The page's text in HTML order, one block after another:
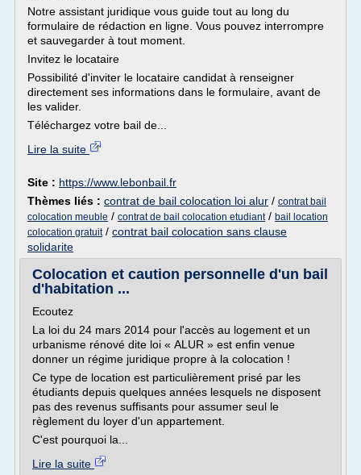
Notre assistant juridique vous guide tout au long du
formulaire de rédaction en ligne. Vous pouvez interrompre
et sauvegarder à tout moment.
Invitez le locataire
Possibilité d'inviter le locataire candidat à renseigner
directement ses informations dans le formulaire, avant de
les valider.
Téléchargez votre bail de...
Lire la suite
Site : https://www.lebonbail.fr
Thèmes liés : contrat de bail colocation loi alur / contrat bail
colocation meuble / contrat de bail colocation etudiant/ bail location
colocation gratuit/ contrat bail colocation sans clause
solidarite
Colocation et caution personnelle d'un bail
d'habitation ...
Ecoutez
La loi du 24 mars 2014 pour l'accès au logement et un
urbanisme rénové dite loi « ALUR » est enfin venue
donner un régime juridique propre à la colocation !
Ce type de location est particulièrement prisé par les
étudiants depuis quelques années lesquels ne disposent
pas des revenus suffisants pour assumer seul le
règlement du loyer d'un appartement.
C'est pourquoi la...
Lire la suite